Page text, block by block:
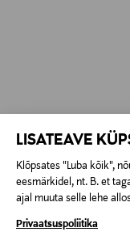
LISATEAVE
Klõpsates "Luba kõik",
eesmärkidel, nt. B. et
ajal muuta selle lehe
Privaatsuspoliitika
ja põhjust esitamata